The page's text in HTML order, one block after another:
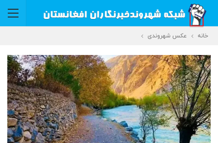
خانه عکس شهروندی